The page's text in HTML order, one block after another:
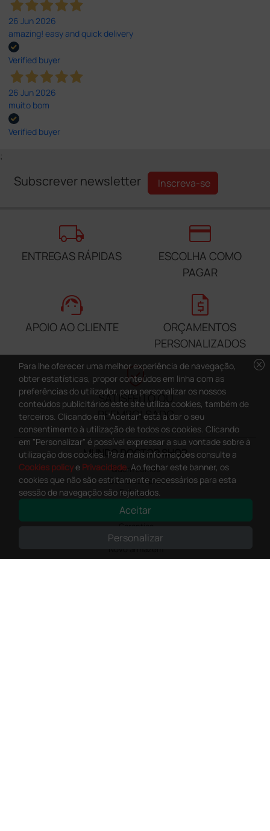
26 Jun 2026
amazing! easy and quick delivery
Verified buyer
26 Jun 2026
muito bom
Verified buyer
;
Subscrever newsletter Inscreva-se
local_shipping
ENTREGAS RÁPIDAS
credit_card
ESCOLHA COMO
PAGAR
support_agent
APOIO AO CLIENTE
request_quote
ORÇAMENTOS
PERSONALIZADOS
verified_user
SATISFEITO OU
REEMBOLSADO
MUNDO DOCTOR SHOP
Quem somos
Como comprar
Entregas
Satisfeito ou reembolsado
Garantias
Contactos
Novo armazém
cancel
Para lhe oferecer uma melhor experiência de navegação,
obter estatísticas, propor conteúdos em linha com as
preferências do utilizador, para personalizar os nossos
conteúdos publicitários este site utiliza cookies, também de
terceiros. Clicando em "Aceitar" está a dar o seu
consentimento à utilização de todos os cookies. Clicando
em "Personalizar" é possível expressar a sua vontade sobre à
utilização dos cookies. Para mais informações consulte a
Cookies policye Privacidade. Ao fechar este banner, os
cookies que não são estritamente necessários para esta
sessão de navegação são rejeitados.
Aceitar
Personalizar